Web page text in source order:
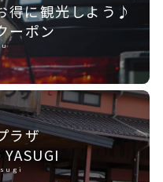
得に観光しよう♪
ーポン
ラザ